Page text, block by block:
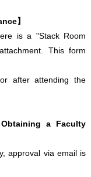
】
is a "Stack Room
This form
after attending the
a Faculty
approval via email is